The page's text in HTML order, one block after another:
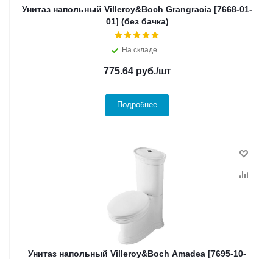
Унитаз напольный Villeroy&Boch Grangracia [7668-01-
01] (без бачка)
На складе
775.64руб./шт
Подробнее
Унитаз напольный Villeroy&Boch Amadea [7695-10-